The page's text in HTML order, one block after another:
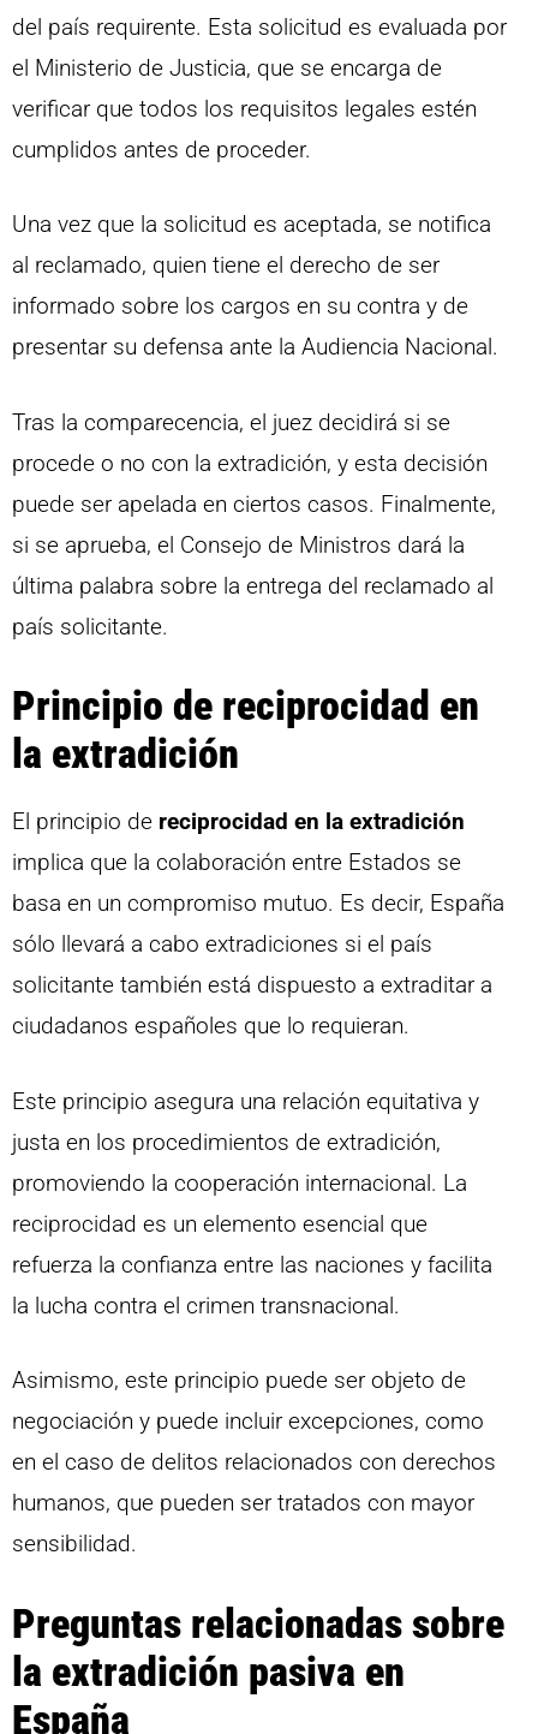
del país requirente. Esta solicitud es evaluada por
el Ministerio de Justicia, que se encarga de
verificar que todos los requisitos legales estén
cumplidos antes de proceder.
Una vez que la solicitud es aceptada, se notifica
al reclamado, quien tiene el derecho de ser
informado sobre los cargos en su contra y de
presentar su defensa ante la Audiencia Nacional.
Tras la comparecencia, el juez decidirá si se
procede o no con la extradición, y esta decisión
puede ser apelada en ciertos casos. Finalmente,
si se aprueba, el Consejo de Ministros dará la
última palabra sobre la entrega del reclamado al
país solicitante.
Principio de reciprocidad en
la extradición
El principio de reciprocidad en la extradición
implica que la colaboración entre Estados se
basa en un compromiso mutuo. Es decir, España
sólo llevará a cabo extradiciones si el país
solicitante también está dispuesto a extraditar a
ciudadanos españoles que lo requieran.
Este principio asegura una relación equitativa y
justa en los procedimientos de extradición,
promoviendo la cooperación internacional. La
reciprocidad es un elemento esencial que
refuerza la confianza entre las naciones y facilita
la lucha contra el crimen transnacional.
Asimismo, este principio puede ser objeto de
negociación y puede incluir excepciones, como
en el caso de delitos relacionados con derechos
humanos, que pueden ser tratados con mayor
sensibilidad.
Preguntas relacionadas sobre
la extradición pasiva en
España